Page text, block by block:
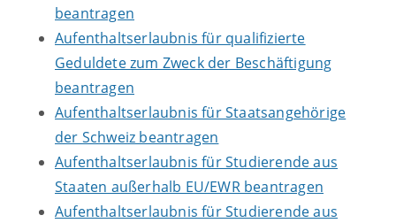
beantragen
Aufenthaltserlaubnis für qualifizierte
Geduldete zum Zweck der Beschäftigung
beantragen
Aufenthaltserlaubnis für Staatsangehörige
der Schweiz beantragen
Aufenthaltserlaubnis für Studierende aus
Staaten außerhalb EU/EWR beantragen
Aufenthaltserlaubnis für Studierende aus